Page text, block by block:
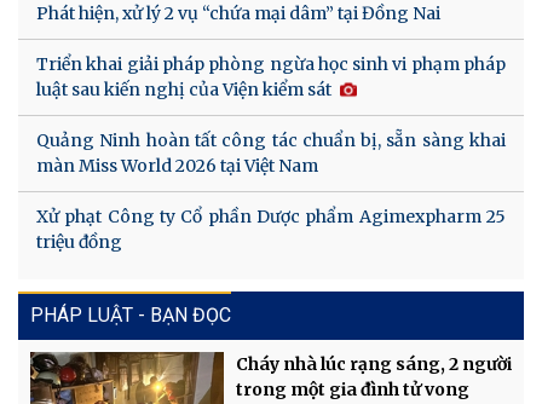
Phát hiện, xử lý 2 vụ “chứa mại dâm” tại Đồng Nai
Triển khai giải pháp phòng ngừa học sinh vi phạm pháp
luật sau kiến nghị của Viện kiểm sát
Quảng Ninh hoàn tất công tác chuẩn bị, sẵn sàng khai
màn Miss World 2026 tại Việt Nam
Xử phạt Công ty Cổ phần Dược phẩm Agimexpharm 25
triệu đồng
PHÁP LUẬT - BẠN ĐỌC
Cháy nhà lúc rạng sáng, 2 người
trong một gia đình tử vong